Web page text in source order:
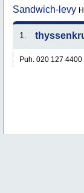
Sandwich-levy
1.
Puh. 020 127 4400